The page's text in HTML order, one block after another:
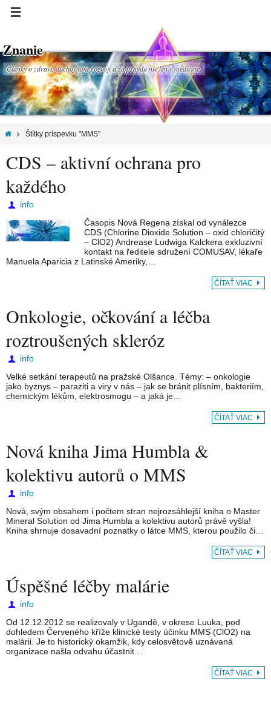
Znanie
Články o zdraví, duchovnom rozvoji a za pravdu nie len v medicíne.
Štítky príspevku "MMS"
CDS – aktivní ochrana pro
každého
info
Časopis Nová Regena získal od vynálezce
CDS (Chlorine Dioxide Solution – oxid chloričitý
– ClO2) Andrease Ludwiga Kalckera exkluzivní
kontakt na ředitele sdružení COMUSAV, lékaře
Manuela Aparicia z Latinské Ameriky,…
ČÍTAŤ VIAC
Onkologie, očkování a léčba
roztroušených skleróz
info
Velké setkání terapeutů na pražské Olšance. Témy: – onkologie
jako byznys – paraziti a viry v nás – jak se bránit plísním, bakteriím,
chemickým lékům, elektrosmogu – a jaká je…
ČÍTAŤ VIAC
Nová kniha Jima Humbla &
kolektivu autorů o MMS
info
Nová, svým obsahem i počtem stran nejrozsáhlejší kniha o Master
Mineral Solution od Jima Humbla a kolektivu autorů právě vyšla!
Kniha shrnuje dosavadní poznatky o látce MMS, kterou použilo či…
ČÍTAŤ VIAC
Úspěšné léčby malárie
info
Od 12.12.2012 se realizovaly v Ugandě, v okrese Luuka, pod
dohledem Červeného kříže klinické testy účinku MMS (ClO2) na
malárii. Je to historický okamžik, kdy celosvětově uznávaná
organizace našla odvahu účastnit…
ČÍTAŤ VIAC